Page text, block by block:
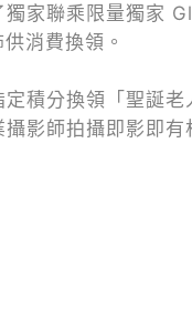
家聯乘限量獨家
消費換領。
積分換領「聖誕老
影師拍攝即影即有